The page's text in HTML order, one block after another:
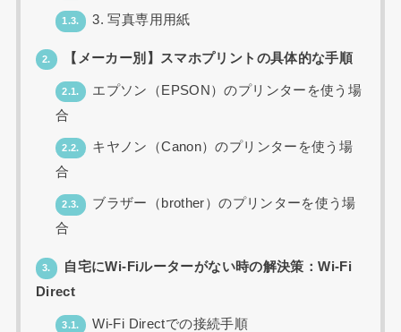
1.3. 3. 写真専用用紙
2. 【メーカー別】スマホプリントの具体的な手順
2.1.
エプソン（EPSON）のプリンターを使う場
合
2.2.
キヤノン（Canon）のプリンターを使う場
合
2.3.
ブラザー（brother）のプリンターを使う場
合
3.
自宅にWi-Fiルーターがない時の解決策：Wi-Fi
Direct
3.1. Wi-Fi Directでの接続手順